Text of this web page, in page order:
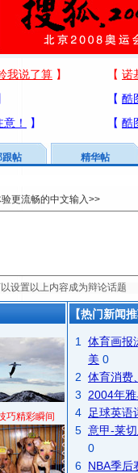
跟帖
精华帖
更流畅的中文输入>>
巧精彩瞬间
【热门新闻
1
体育画报
美 0
2 体育消费
3
2004年
4
足球英语
5 意甲-莱
0
6 NBA季后